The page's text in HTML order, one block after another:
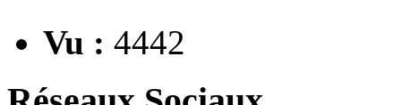
Vu : 4442